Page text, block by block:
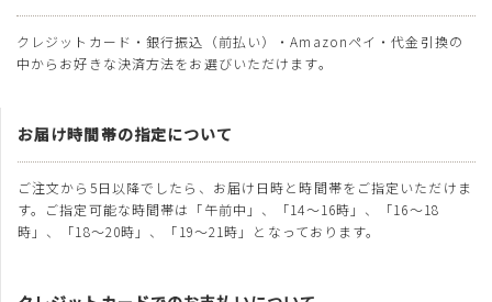
クレジットカード・銀行振込（前払い）・Amazonペイ・代金引換の
中からお好きな決済方法をお選びいただけます。
お届け時間帯の指定について
ご注文から5日以降でしたら、お届け日時と時間帯をご指定いただけま
す。ご指定可能な時間帯は「午前中」、「14～16時」、「16～18
時」、「18～20時」、「19～21時」となっております。